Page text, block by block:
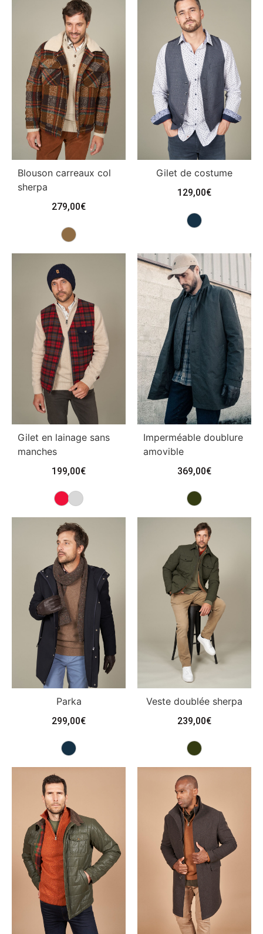
Blouson carreaux col
sherpa
279,00€
Gilet de costume
129,00€
Gilet en lainage sans
manches
199,00€
Imperméable doublure
amovible
369,00€
Parka
299,00€
Veste doublée sherpa
239,00€